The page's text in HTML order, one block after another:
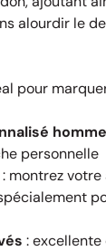
alourdir le
pour
homme
personnelle
: montrez
: